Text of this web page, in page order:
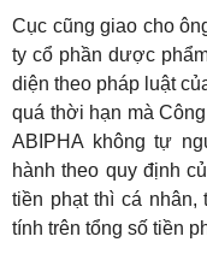
Cục cũng giao cho
ty cổ phần dược
diện theo pháp luật
quá thời hạn mà
ABIPHA không tự
hành theo quy định
tiền phạt thì cá nhân,
tính trên tổng số tiền